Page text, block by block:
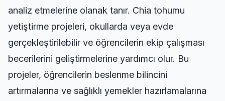
analiz etmelerine olanak tanır. Chia tohumu
yetiştirme projeleri, okullarda veya evde
gerçekleştirilebilir ve öğrencilerin ekip çalışması
becerilerini geliştirmelerine yardımcı olur. Bu
projeler, öğrencilerin beslenme bilincini
artırmalarına ve sağlıklı yemekler hazırlamalarına